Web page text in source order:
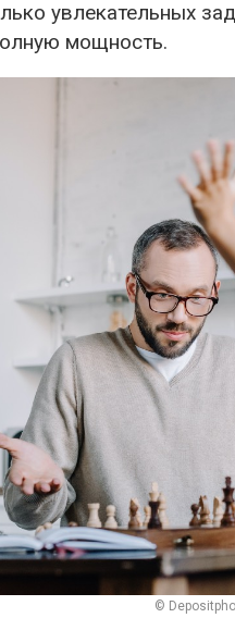
увлекательных
мощность.
©